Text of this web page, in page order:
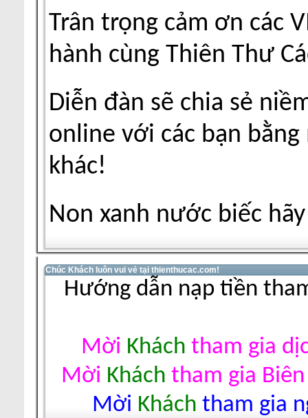
Trân trọng cảm ơn các
hành cùng Thiên Thư
Diễn đàn sẽ chia sẻ
online với các bạn
khác!
Non xanh nước biếc
Chúc Khách luôn vui vẻ tại thienthucac.com!
Hướng dẫn nạp tiền
Mời Khách tham gia
Mời Khách tham gia
Mời Khách tham gia